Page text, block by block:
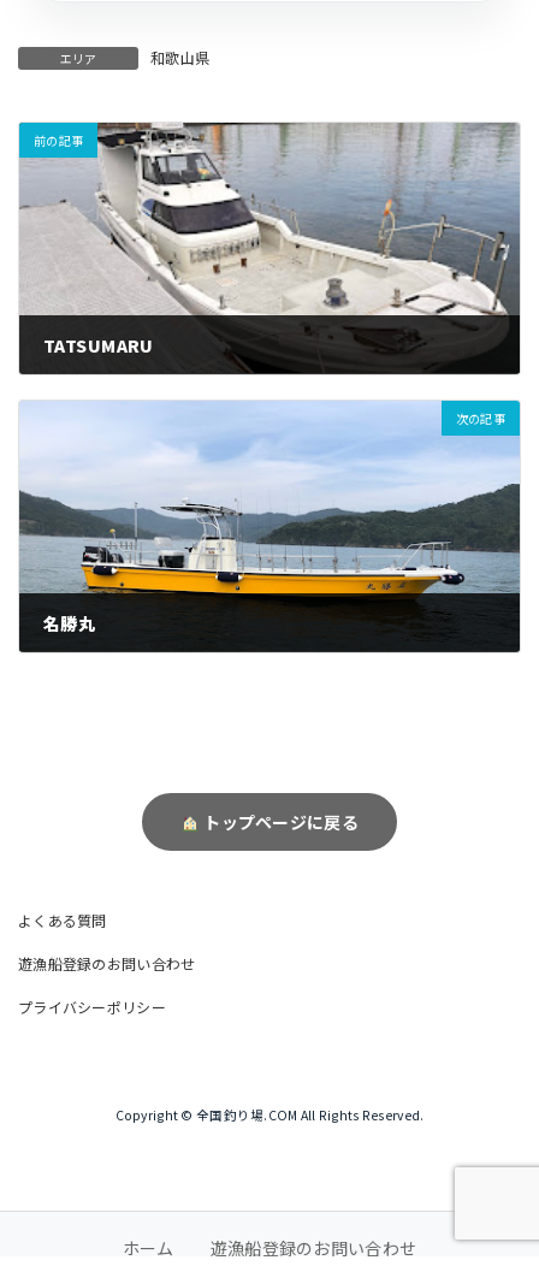
エリア 和歌山県
前の記事
TATSUMARU
次の記事
名勝丸
トップページに戻る
よくある質問
遊漁船登録のお問い合わせ
プライバシーポリシー
Copyright © 全国釣り場.COM All Rights Reserved.
ホーム 遊漁船登録のお問い合わせ